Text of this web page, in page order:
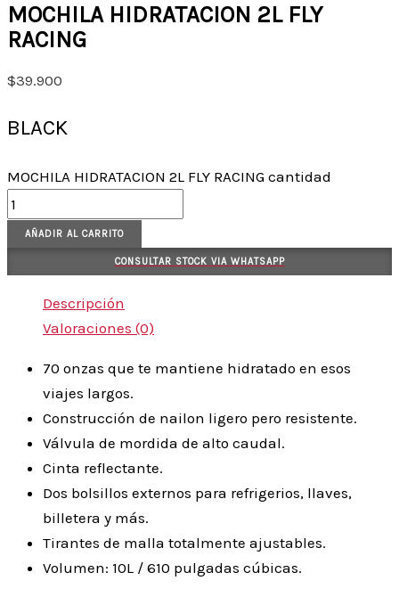
MOCHILA HIDRATACION 2L FLY
RACING
$39.900
BLACK
MOCHILA HIDRATACION 2L FLY RACING cantidad
AÑADIR AL CARRITO
CONSULTAR STOCK VIA WHATSAPP
Descripción
Valoraciones (0)
70 onzas que te mantiene hidratado en esos
viajes largos.
Construcción de nailon ligero pero resistente.
Válvula de mordida de alto caudal.
Cinta reflectante.
Dos bolsillos externos para refrigerios, llaves,
billetera y más.
Tirantes de malla totalmente ajustables.
Volumen: 10L / 610 pulgadas cúbicas.